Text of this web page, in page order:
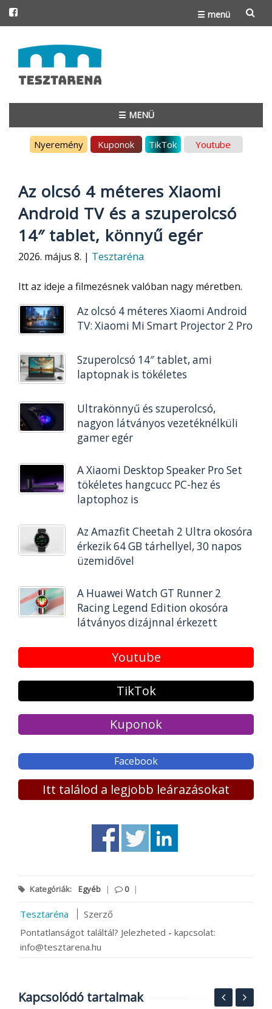
☰ menü
to
content
☰ MENÜ
Nyeremény Kuponok TikTok Youtube
Az olcsó 4 méteres Xiaomi
Android TV és a szuperolcsó
14″ tablet, könnyű egér
2026. május 8. | Tesztaréna
Itt az ideje a filmezésnek valóban nagy méretben.
Az olcsó 4 méteres Xiaomi Android
TV: Xiaomi Mi Smart Projector 2 Pro
Szuperolcsó 14″ tablet, ami
laptopnak is tökéletes
Ultrakönnyű és szuperolcsó,
nagyon látványos vezetéknélküli
gamer egér
A Xiaomi Desktop Speaker Pro Set
tökéletes hangcucc PC-hez és
laptophoz is
Az Amazfit Cheetah 2 Ultra okosóra
érkezik 64 GB tárhellyel, 30 napos
üzemidővel
A Huawei Watch GT Runner 2
Racing Legend Edition okosóra
látványos dizájnnal érkezett
Youtube
TikTok
Kuponok
Facebook
Itt találod a legjobb leárazásokat
Kategóriák: Egyéb | 0 |
Tesztaréna
Szerző
Pontatlanságot találtál? Jelezheted - kapcsolat:
info@tesztarena.hu
Kapcsolódó tartalmak